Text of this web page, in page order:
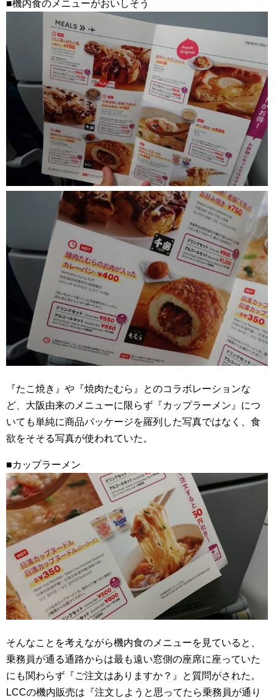
■機内食のメニューがおいしそう
『たこ焼き』や『焼肉たむら』とのコラボレーションな
ど、大阪由来のメニューに限らず『カップラーメン』につ
いても単純に商品パッケージを羅列した写真ではなく、食
欲をそそる写真が使われていた。
■カップラーメン
そんなことを考えながら機内食のメニューを見ていると、
乗務員が通る通路からは最も遠い窓側の座席に座っていた
にも関わらず『ご注文はありますか？』と質問がされた。
LCCの機内販売は『注文しようと思ってたら乗務員が通り